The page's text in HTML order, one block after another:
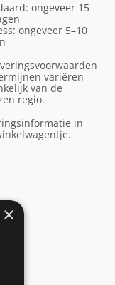
ongeveer 15–
ongeveer 5–10
variëren
van de
regio.
in
×